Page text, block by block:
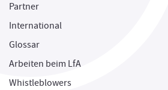
Partner
International
Glossar
Arbeiten beim LfA
Whistleblowers